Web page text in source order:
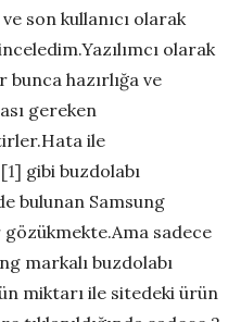
son kullanıcı olarak
olarak
hazırlığa ve
gereken
ile
[1] gibi buzdolabı
bulunan Samsung
sadece
markalı buzdolabı
miktarı ile sitedeki ürün